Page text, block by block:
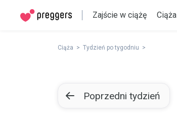
Zajście w ciążę Ciąża
Ciąża Tydzień po tygodniu
Poprzedni tydzień